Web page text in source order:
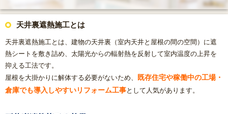
玄関リフォーム
戸建住宅リフォーム
マンションリフォーム
天井裏遮熱施工とは
天井裏遮熱施工とは、建物の天井裏（室内天井と屋根の間の空間）に遮
熱シートを敷き詰め、太陽光からの輻射熱を反射して室内温度の上昇を
抑える工法です。
屋根を大掛かりに解体する必要がないため、
既存住宅や稼働中の工場・
倉庫でも導入しやすいリフォーム工事として人気があります。